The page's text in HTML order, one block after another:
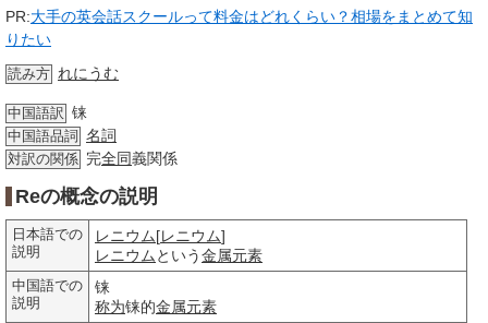
PR:大手の英会話スクールって料金はどれくらい？相場をまとめて知
りたい
読み方 れにうむ
中国語訳 铼
中国語品詞 名詞
対訳の関係 完全同義関係
Reの概念の説明
日本語での
説明
レニウム[レニウム]
レニウム という金属元素
中国語での
説明
铼
称为铼的金属元素